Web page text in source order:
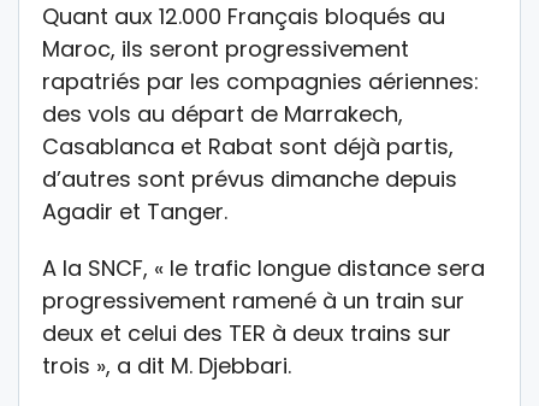
Quant aux 12.000 Français bloqués au
Maroc, ils seront progressivement
rapatriés par les compagnies aériennes:
des vols au départ de Marrakech,
Casablanca et Rabat sont déjà partis,
d’autres sont prévus dimanche depuis
Agadir et Tanger.
A la SNCF, « le trafic longue distance sera
progressivement ramené à un train sur
deux et celui des TER à deux trains sur
trois », a dit M. Djebbari.